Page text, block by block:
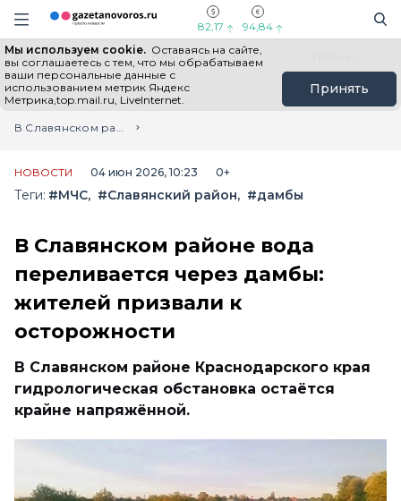
Информационный портал "ГазетаНоворос.ру"
Навигация сайта
82,17 94,84
Мы используем cookie. Оставаясь на сайте,
вы соглашаетесь с тем, что мы обрабатываем
ваши персональные данные с
использованием метрик Яндекс
Метрика,top.mail.ru, LiveInternet.
Принять
Все новости Новости России
Главная
Лента новостей
В Славянском районе вода переливается через дамбы: жителей призвали к осторожности
НОВОСТИ 04 июн 2026, 10:23 0+
Теги: #МЧС #Славянский район #дамбы
В Славянском районе вода
переливается через дамбы:
жителей призвали к
осторожности
В Славянском районе Краснодарского края
гидрологическая обстановка остаётся
крайне напряжённой.